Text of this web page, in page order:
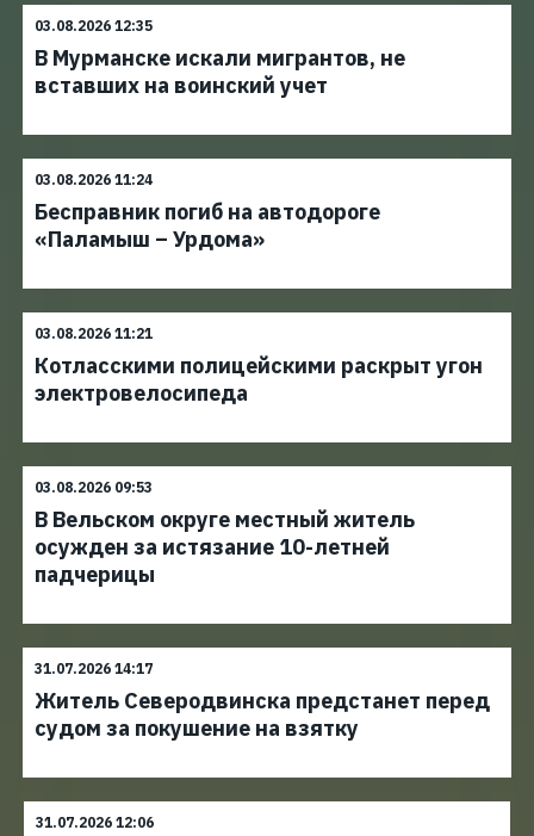
03.08.2026 12:35
В Мурманске искали мигрантов, не
вставших на воинский учет
03.08.2026 11:24
Бесправник погиб на автодороге
«Паламыш – Урдома»
03.08.2026 11:21
Котласскими полицейскими раскрыт угон
электровелосипеда
03.08.2026 09:53
В Вельском округе местный житель
осужден за истязание 10-летней
падчерицы
31.07.2026 14:17
Житель Северодвинска предстанет перед
судом за покушение на взятку
31.07.2026 12:06